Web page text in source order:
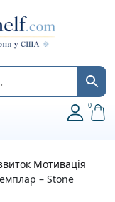
0
Мотивація
– Stone